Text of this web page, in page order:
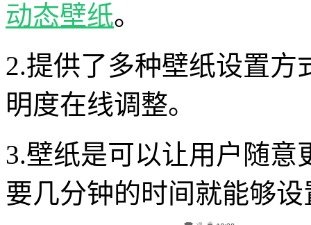
动态壁纸。
2.提供了多种壁纸设置
明度在线调整。
3.壁纸是可以让用户随
要几分钟的时间就能够